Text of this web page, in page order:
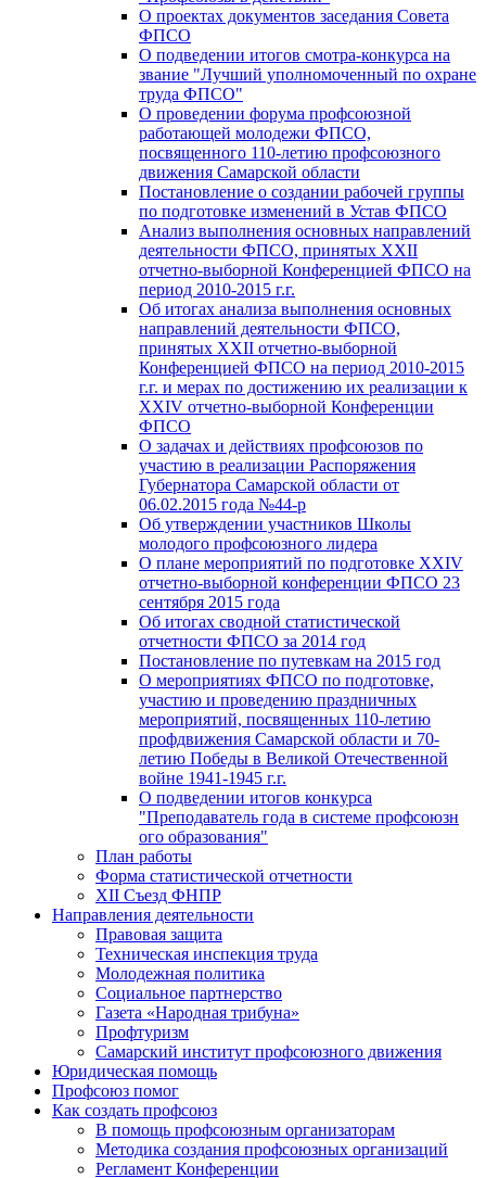
О проектах документов заседания Совета
ФПСО
О подведении итогов смотра-конкурса на
звание "Лучший уполномоченный по охране
труда ФПСО"
О проведении форума профсоюзной
работающей молодежи ФПСО,
посвященного 110-летию профсоюзного
движения Самарской области
Постановление о создании рабочей группы
по подготовке изменений в Устав ФПСО
Анализ выполнения основных направлений
деятельности ФПСО, принятых XXII
отчетно-выборной Конференцией ФПСО на
период 2010-2015 г.г.
Об итогах анализа выполнения основных
направлений деятельности ФПСО,
принятых XXII отчетно-выборной
Конференцией ФПСО на период 2010-2015
г.г. и мерах по достижению их реализации к
XXIV отчетно-выборной Конференции
ФПСО
О задачах и действиях профсоюзов по
участию в реализации Распоряжения
Губернатора Самарской области от
06.02.2015 года №44-р
Об утверждении участников Школы
молодого профсоюзного лидера
О плане мероприятий по подготовке XXIV
отчетно-выборной конференции ФПСО 23
сентября 2015 года
Об итогах сводной статистической
отчетности ФПСО за 2014 год
Постановление по путевкам на 2015 год
О мероприятиях ФПСО по подготовке,
участию и проведению праздничных
мероприятий, посвященных 110-летию
профдвижения Самарской области и 70-
летию Победы в Великой Отечественной
войне 1941-1945 г.г.
О подведении итогов конкурса
"Преподаватель года в системе профсоюзн
ого образования"
План работы
Форма статистической отчетности
XII Съезд ФНПР
Направления деятельности
Правовая защита
Техническая инспекция труда
Молодежная политика
Социальное партнерство
Газета «Народная трибуна»
Профтуризм
Самарский институт профсоюзного движения
Юридическая помощь
Профсоюз помог
Как создать профсоюз
В помощь профсоюзным организаторам
Методика создания профсоюзных организаций
Регламент Конференции